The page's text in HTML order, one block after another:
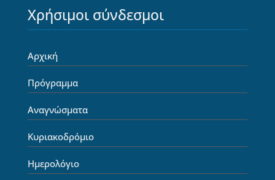
Χρήσιμοι σύνδεσμοι
Αρχική
Πρόγραμμα
Αναγνώσματα
Κυριακοδρόμιο
Ημερολόγιο